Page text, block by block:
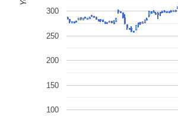
100
150
200
250
300